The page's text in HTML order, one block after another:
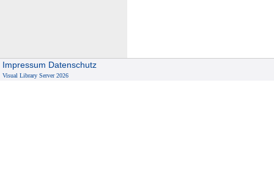
Impressum Datenschutz
Visual Library Server 2026